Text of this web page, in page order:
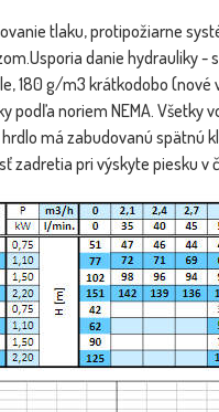
tlaku, protipožiarne
danie hydrauliky
180 g/m3 krátkodobo
podľa noriem NEMA.
má zabudovanú
zadretia pri výskyte piesku v